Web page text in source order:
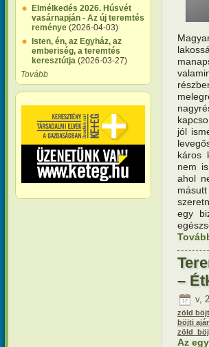
Elmélkedés 2026. Húsvét
vasárnapján - Az új teremtés
reménye (2026-04-03)
Isten, én, az Egyház, az
emberiség, a teremtés
keresztútja (2026-03-27)
Tovább
jól
káros
nem
ahol
egy
–
v,
zöld böjt
böjti
Az